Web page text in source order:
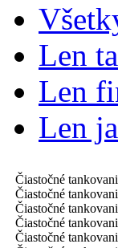
Len
Len
Len
Čiastočné
Čiastočné
Čiastočné
Čiastočné
Čiastočné